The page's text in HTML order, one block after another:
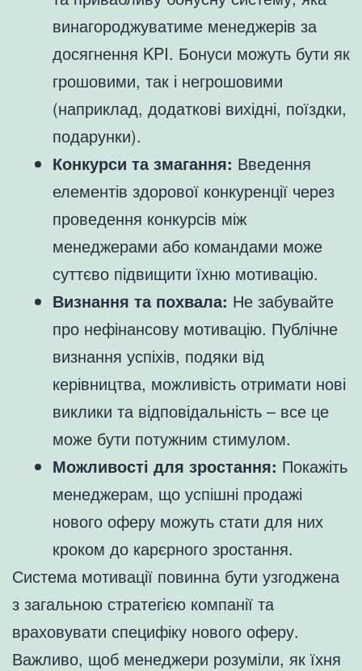
винагороджуватиме менеджерів за
досягнення KPI. Бонуси можуть бути як
грошовими, так і негрошовими
(наприклад, додаткові вихідні, поїздки,
подарунки).
Конкурси та змагання: Введення
елементів здорової конкуренції через
проведення конкурсів між
менеджерами або командами може
суттєво підвищити їхню мотивацію.
Визнання та похвала: Не забувайте
про нефінансову мотивацію. Публічне
визнання успіхів, подяки від
керівництва, можливість отримати нові
виклики та відповідальність – все це
може бути потужним стимулом.
Можливості для зростання: Покажіть
менеджерам, що успішні продажі
нового оферу можуть стати для них
кроком до карєрного зростання.
Система мотивації повинна бути узгоджена
з загальною стратегією компанії та
враховувати специфіку нового оферу.
Важливо, щоб менеджери розуміли, як їхня